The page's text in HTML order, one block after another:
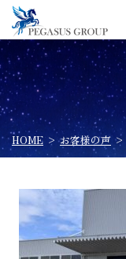
HOME >お客様の声 >